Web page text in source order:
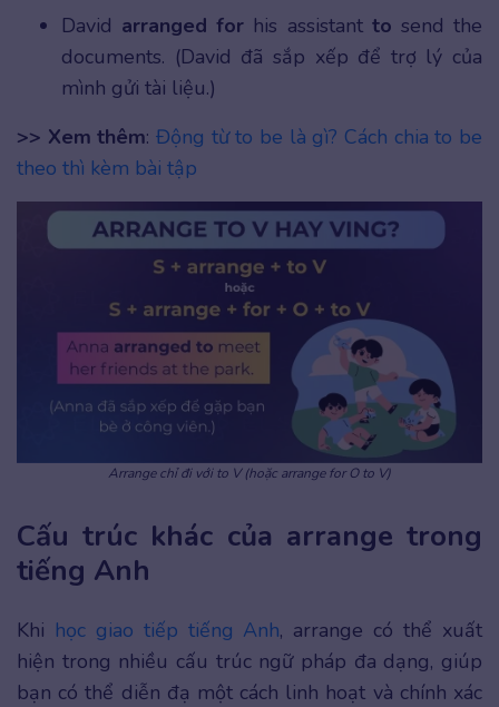
David arranged for his assistant to send the
documents. (David đã sắp xếp để trợ lý của
mình gửi tài liệu.)
>> Xem thêm:Động từ to be là gì? Cách chia to be
theo thì kèm bài tập
Arrange chỉ đi với to V (hoặc arrange for O to V)
Cấu trúc khác của arrange trong
tiếng Anh
Khi học giao tiếp tiếng Anh, arrange có thể xuất
hiện trong nhiều cấu trúc ngữ pháp đa dạng, giúp
bạn có thể diễn đạ một cách linh hoạt và chính xác